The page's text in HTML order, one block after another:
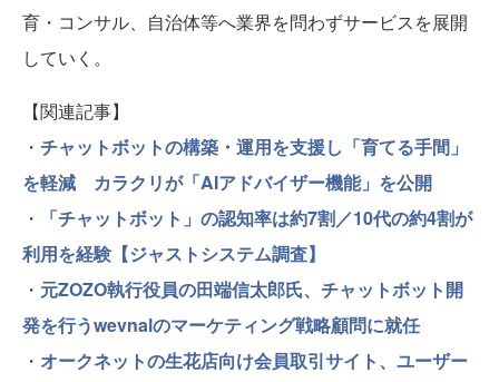
育・コンサル、自治体等へ業界を問わずサービスを展開
していく。
【関連記事】
・ チャットボットの構築・運用を支援し「育てる手間」
を軽減 カラクリが「AIアドバイザー機能」を公開
・
「チャットボット」の認知率は約7割／10代の約4割が
利用を経験【ジャストシステム調査】
・ 元ZOZO執行役員の田端信太郎氏、チャットボット開
発を行うwevnalのマーケティング戦略顧問に就任
・ オークネットの生花店向け会員取引サイト、ユーザー